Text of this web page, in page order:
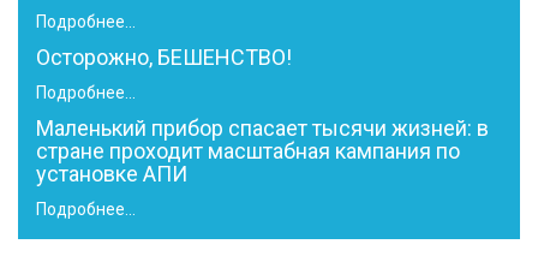
Подробнее...
Осторожно, БЕШЕНСТВО!
Подробнее...
Маленький прибор спасает тысячи жизней: в
стране проходит масштабная кампания по
установке АПИ
Подробнее...